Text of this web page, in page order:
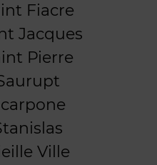
Fiacre
Jacques
Pierre
Ville